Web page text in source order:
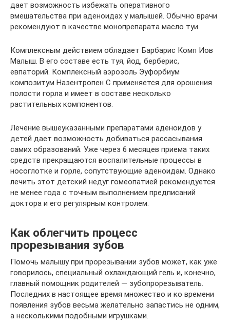
дает возможность избежать оперативного
вмешательства при аденоидах у малышей. Обычно врачи
рекомендуют в качестве монопрепарата масло туи.
Комплексным действием обладает Барбарис Комп Иов
Малыш. В его составе есть туя, йод, берберис,
евпаторий. Комплексный аэрозоль Эуфорбиум
композитум Назентропен С применяется для орошения
полости горла и имеет в составе несколько
растительных компонентов.
Лечение вышеуказанными препаратами аденоидов у
детей дает возможность добиваться рассасывания
самих образований. Уже через 6 месяцев приема таких
средств прекращаются воспалительные процессы в
носоглотке и горле, сопутствующие аденоидам. Однако
лечить этот детский недуг гомеопатией рекомендуется
не менее года с точным выполнением предписаний
доктора и его регулярным контролем.
Как облегчить процесс
прорезывания зубов
Помочь малышу при прорезывании зубов может, как уже
говорилось, специальный охлаждающий гель и, конечно,
главный помощник родителей — зубопрорезыватель.
Последних в настоящее время множество и ко времени
появления зубов весьма желательно запастись не одним,
а несколькими подобными игрушками.